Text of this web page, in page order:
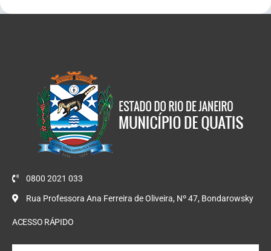
0800 2021 033
Rua Professora Ana Ferreira de Oliveira, Nº 47, Bondarowsky
ACESSO RÁPIDO